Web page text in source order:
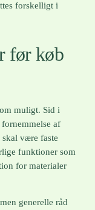
forskelligt i
før køb
muligt. Sid i
af
være faste
funktioner som
for materialer
generelle råd